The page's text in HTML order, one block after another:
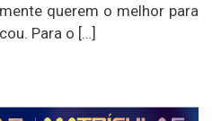
querem o melhor para
Para o […]